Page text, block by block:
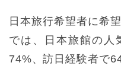
日本旅行希望者に希
では、日本旅館の人
74%、訪日経験者で